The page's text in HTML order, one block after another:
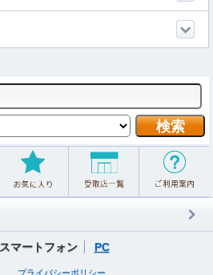
スマートフォン PC
プライバシーポリシー